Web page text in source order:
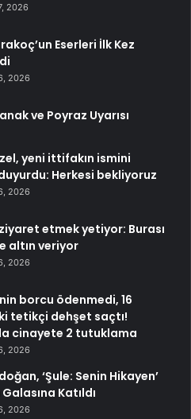
2026
Eserleri İlk Kez
2026
ve Poyraz Uyarısı
yeni ittifakın ismini
Herkesi bekliyoruz
2026
etmek yetiyor: Burası
altın veriyor
2026
borcu ödenmedi, 16
tetikçi dehşet saçtı!
cinayete 2 tutuklama
2026
‘Şule: Senin Hikayen’
Katıldı
2026